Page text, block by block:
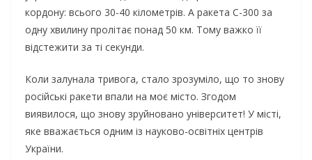
кордону: всього 30-40 кілометрів. А ракета С-300 за
одну хвилину пролітає понад 50 км. Тому важко її
відстежити за ті секунди.
Коли залунала тривога, стало зрозуміло, що то знову
російські ракети впали на моє місто. Згодом
виявилося, що знову зруйновано університет! У місті,
яке вважається одним із науково-освітніх центрів
України.